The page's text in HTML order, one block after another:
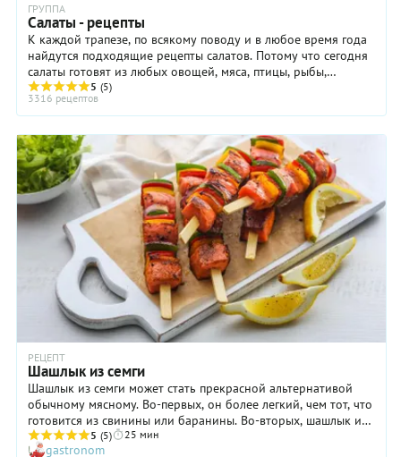
ГРУППА
Салаты - рецепты
К каждой трапезе, по всякому поводу и в любое время года
найдутся подходящие рецепты салатов. Потому что сегодня
салаты готовят из любых овощей, мяса, птицы, рыбы,
макаронных изделий, крупы и бобовых, ...
5 (5)
3316 рецептов
РЕЦЕПТ
Шашлык из семги
Шашлык из семги может стать прекрасной альтернативой
обычному мясному. Во-первых, он более легкий, чем тот, что
готовится из свинины или баранины. Во-вторых, шашлык из
рыбы значительно полезнее. И, наконец, в третьих, он
получается очень нежным и вкусным. Правда, есть одно но:
5 (5) 25 мин
gastronom